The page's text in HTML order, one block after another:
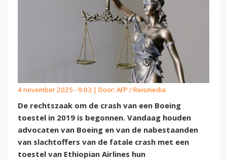
4 november 2025 - 9:03 | Door: AFP / Reismedia
De rechtszaak om de crash van een Boeing
toestel in 2019 is begonnen. Vandaag houden
advocaten van Boeing en van de nabestaanden
van slachtoffers van de fatale crash met een
toestel van Ethiopian Airlines hun